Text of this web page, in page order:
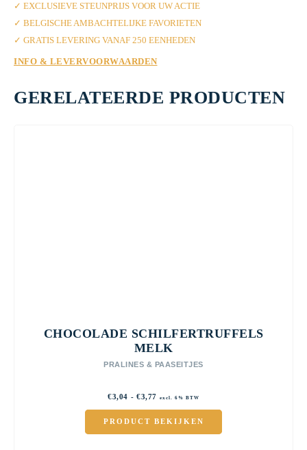
✓ EXCLUSIEVE STEUNPRIJS VOOR UW ACTIE
✓ BELGISCHE AMBACHTELIJKE FAVORIETEN
✓ GRATIS LEVERING VANAF 250 EENHEDEN
INFO & LEVERVOORWAARDEN
GERELATEERDE PRODUCTEN
CHOCOLADE SCHILFERTRUFFELS
MELK
PRALINES & PAASEITJES
€3,04 - €3,77Prijsklasse:
tot
excl. 6% BTW
PRODUCT BEKIJKEN